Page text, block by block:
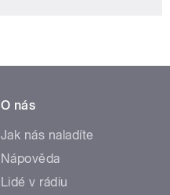
O nás
Jak nás naladíte
Nápověda
Lidé v rádiu